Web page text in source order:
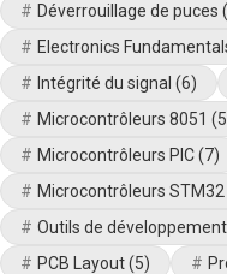
Déverrouillage de puces
Electronics
Intégrité du signal (6)
Microcontrôleurs 8051
Microcontrôleurs PIC(7)
Microcontrôleurs STM32
Outils de développement
PCB Layout(5)